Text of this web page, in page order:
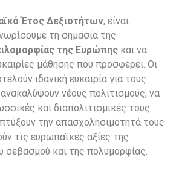
Έτος Δεξιοτήτων, είναι
τη σημασία της
της Ευρώπης και να
μάθησης που προσφέρει. Οι
ιδανική ευκαιρία για τους
νέους πολιτισμούς, να
και διαπολιτισμικές τους
την απασχολησιμότητά τους
τις ευρωπαϊκές αξίες της
σεβασμού και της πολυμορφίας.